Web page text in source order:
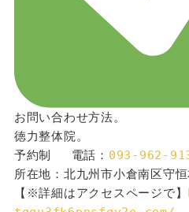
お問い合わせ方法。
徳力整体院。
予約制 　電話： 093-962-
所在地：北九州市小倉南区守
【※詳細はアクセスページで】